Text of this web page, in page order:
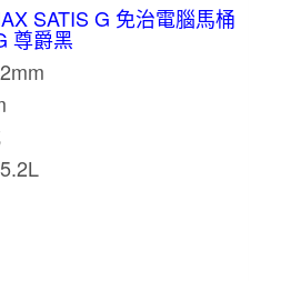
SATIS G 免治電腦馬桶
尊爵黑